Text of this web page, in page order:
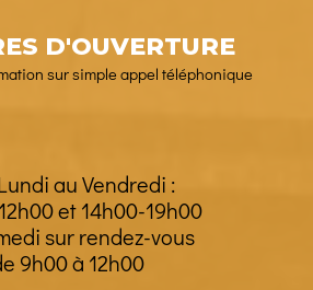
D'OUVERTURE
sur simple appel téléphonique
au Vendredi :
et 14h00-19h00
sur rendez-vous
9h00 à 12h00